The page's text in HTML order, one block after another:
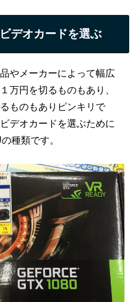
デオカードを選ぶ
やメーカーによって幅広
万円を切るものもあり、
ものもありピンキリで
デオカードを選ぶために
種類です。